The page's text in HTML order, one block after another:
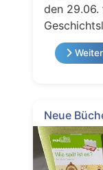
den
Neue